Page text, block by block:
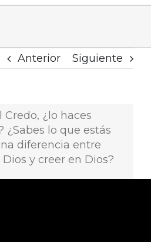
Anterior Siguiente
¿lo haces
¿Sabes lo que estás
diferencia entre
y creer en Dios?